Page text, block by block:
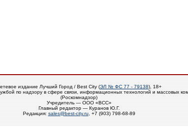
издание Лучший Город / Best City (ЭЛ № ФС 77 - 79138), 18+
по надзору в сфере связи, информационных технологий и массовых
(Роскомнадзор)
Учредитель — ООО «ВСС»
Главный редактор — Куранов Ю.Г.
Редакция: sales@best-city.ru , +7 (903) 798-68-89